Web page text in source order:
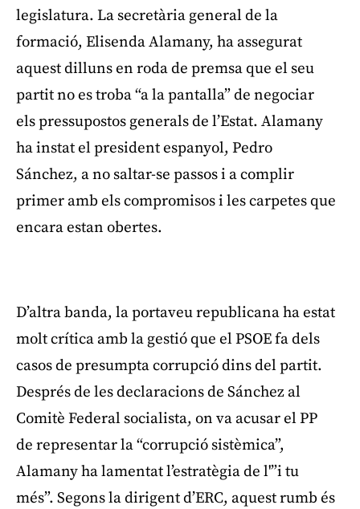
legislatura. La secretària general de la
formació, Elisenda Alamany, ha assegurat
aquest dilluns en roda de premsa que el seu
partit no es troba “a la pantalla” de negociar
els pressupostos generals de l’Estat. Alamany
ha instat el president espanyol, Pedro
Sánchez, a no saltar-se passos i a complir
primer amb els compromisos i les carpetes que
encara estan obertes.
D’altra banda, la portaveu republicana ha estat
molt crítica amb la gestió que el PSOE fa dels
casos de presumpta corrupció dins del partit.
Després de les declaracions de Sánchez al
Comitè Federal socialista, on va acusar el PP
de representar la “corrupció sistèmica”,
Alamany ha lamentat l’estratègia de l'”i tu
més”. Segons la dirigent d’ERC, aquest rumb és